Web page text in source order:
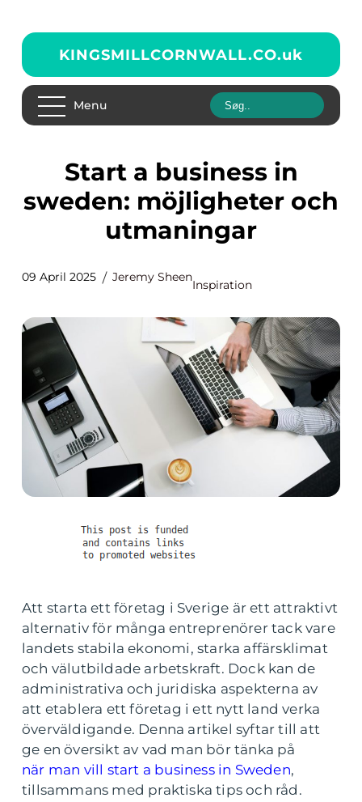
KINGSMILLCORNWALL.CO.uk
Menu
Start a business in
sweden: möjligheter och
utmaningar
09 April 2025 Jeremy Sheen
Inspiration
Att starta ett företag i Sverige är ett attraktivt
alternativ för många entreprenörer tack vare
landets stabila ekonomi, starka affärsklimat
och välutbildade arbetskraft. Dock kan de
administrativa och juridiska aspekterna av
att etablera ett företag i ett nytt land verka
överväldigande. Denna artikel syftar till att
ge en översikt av vad man bör tänka på
när man vill start a business in Sweden,
tillsammans med praktiska tips och råd.